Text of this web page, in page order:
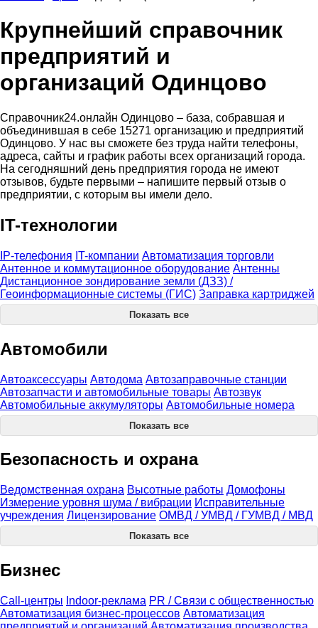
Крупнейший справочник
предприятий и
организаций Одинцово
Справочник24.онлайн Одинцово – база, собравшая и
объединившая в себе 15271 организацию и предприятий
Одинцово. У нас вы сможете без труда найти телефоны,
адреса, сайты и график работы всех организаций города.
На сегодняшний день предприятия города не имеют
отзывов, будьте первыми – напишите первый отзыв о
предприятии, с которым вы имели дело.
IT-технологии
IP-телефония IT-компании Автоматизация торговли
Антенное и коммутационное оборудование Антенны
Дистанционное зондирование земли (ДЗЗ) /
Геоинформационные системы (ГИС) Заправка картриджей
Показать все
Автомобили
Автоаксессуары Автодома Автозаправочные станции
Автозапчасти и автомобильные товары Автозвук
Автомобильные аккумуляторы Автомобильные номера
Показать все
Безопасность и охрана
Ведомственная охрана Высотные работы Домофоны
Измерение уровня шума / вибрации Исправительные
учреждения Лицензирование ОМВД / УМВД / ГУМВД / МВД
Показать все
Бизнес
Call-центры Indoor-реклама PR / Связи с общественностью
Автоматизация бизнес-процессов Автоматизация